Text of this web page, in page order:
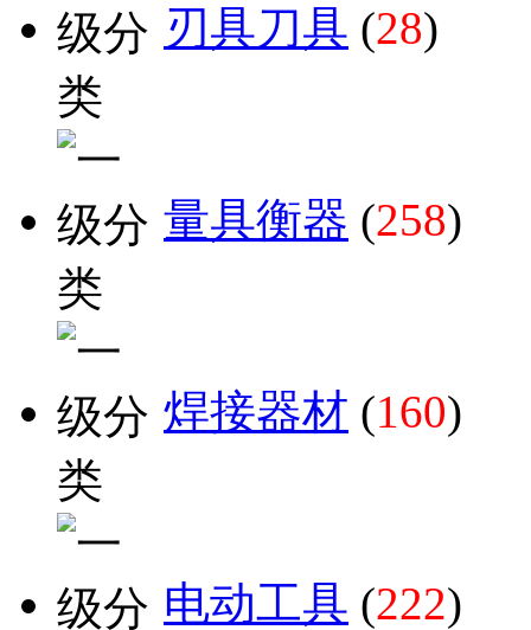
刃具刀具 (28)
量具衡器 (258)
焊接器材 (160)
电动工具 (222)